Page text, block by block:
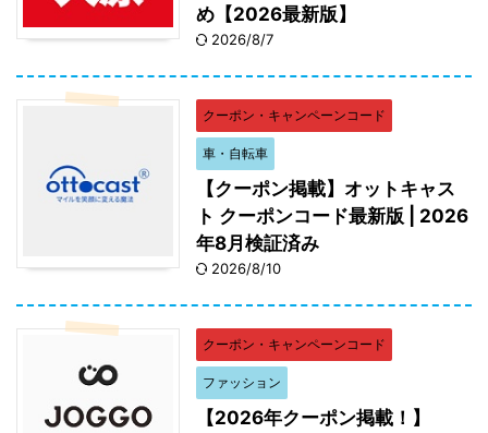
め【2026最新版】
2026/8/7
クーポン・キャンペーンコード
車・自転車
【クーポン掲載】オットキャス
ト クーポンコード最新版 | 2026
年8月検証済み
2026/8/10
クーポン・キャンペーンコード
ファッション
【2026年クーポン掲載！】